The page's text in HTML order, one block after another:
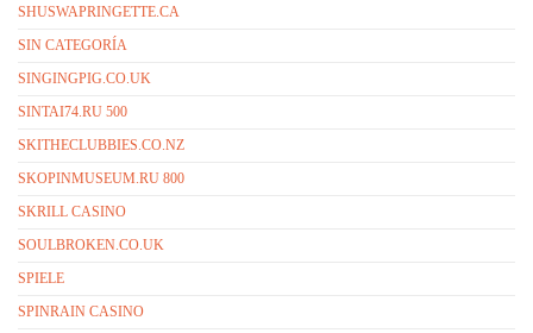
SHUSWAPRINGETTE.CA
SIN CATEGORÍA
SINGINGPIG.CO.UK
SINTAI74.RU 500
SKITHECLUBBIES.CO.NZ
SKOPINMUSEUM.RU 800
SKRILL CASINO
SOULBROKEN.CO.UK
SPIELE
SPINRAIN CASINO